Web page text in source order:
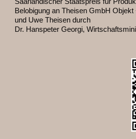
Belobigung an Theisen GmbH
und Uwe Theisen durch
Dr. Hanspeter Georgi,